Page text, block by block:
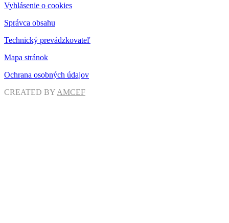
Vyhlásenie o cookies
Správca obsahu
Technický prevádzkovateľ
Mapa stránok
Ochrana osobných údajov
CREATED BY AMCEF